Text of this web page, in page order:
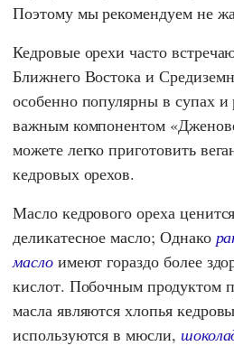
Поэтому мы рекомендуем не
Кедровые орехи часто
Ближнего Востока и
особенно популярны в супах и
важным компонентом
можете легко приготовить
кедровых орехов.
Масло кедрового ореха
деликатесное масло; Однако
маслоимеют гораздо более
кислот. Побочным продуктом
масла являются хлопья
используются в мюсли,